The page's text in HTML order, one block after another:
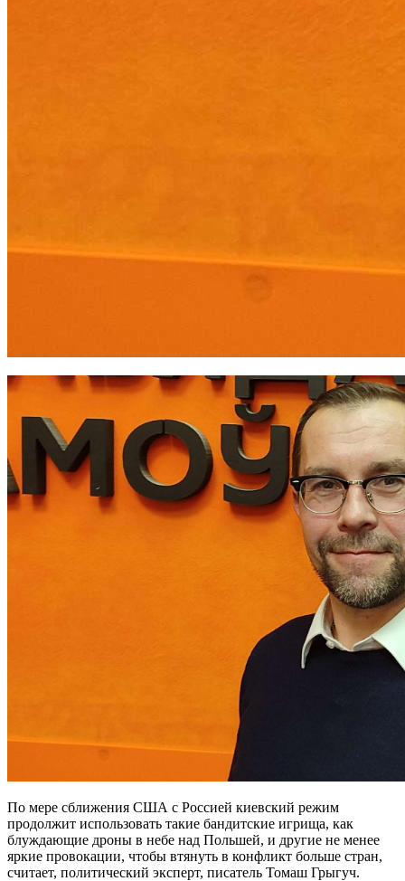
По мере сближения США с Россией киевский режим
продолжит использовать такие бандитские игрища, как
блуждающие дроны в небе над Польшей, и другие не менее
яркие провокации, чтобы втянуть в конфликт больше стран,
считает, политический эксперт, писатель Томаш Грыгуч.